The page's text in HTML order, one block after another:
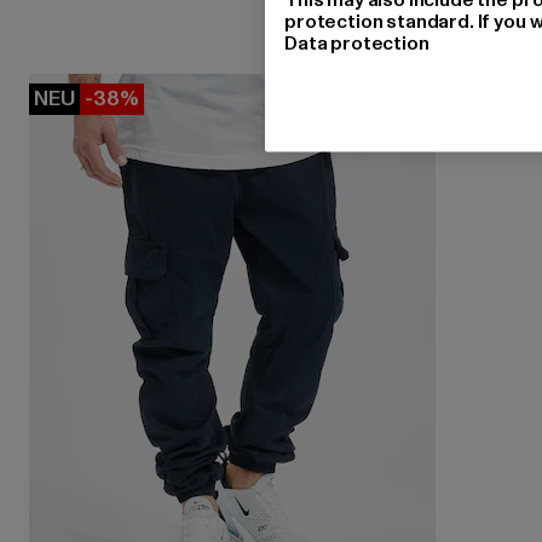
NEU -38%
protection standard. If you
Data protection